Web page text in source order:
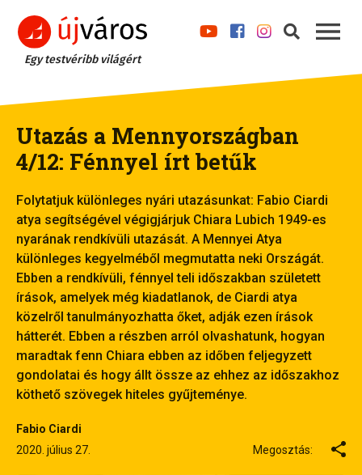
Egy testvéribb világért
Utazás a Mennyországban
4/12: Fénnyel írt betűk
Folytatjuk különleges nyári utazásunkat: Fabio Ciardi
atya segítségével végigjárjuk Chiara Lubich 1949-es
nyarának rendkívüli utazását. A Mennyei Atya
különleges kegyelméből megmutatta neki Országát.
Ebben a rendkívüli, fénnyel teli időszakban született
írások, amelyek még kiadatlanok, de Ciardi atya
közelről tanulmányozhatta őket, adják ezen írások
hátterét. Ebben a részben arról olvashatunk, hogyan
maradtak fenn Chiara ebben az időben feljegyzett
gondolatai és hogy állt össze az ehhez az időszakhoz
köthető szövegek hiteles gyűjteménye.
Fabio Ciardi
2020. július 27.
Megosztás: